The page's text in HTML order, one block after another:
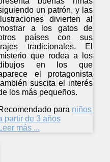
un patrón, y las
divierten al
a los gatos de
países con sus
tradicionales. El
que rodea a los
en los que
el protagonista
suscita el interés
los más pequeños.
para niños
partir de 3 años
Leer más ...